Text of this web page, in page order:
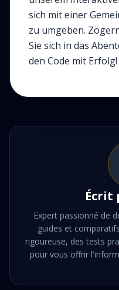
sich mit einer
zu umgeben.
Sie sich in das
den Code mit Erfolg!
Écrit
Expert passionné de
guides et
rigoureuse, des tests
pour vous offrir